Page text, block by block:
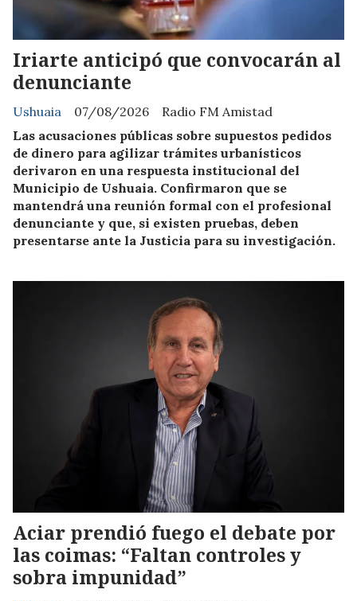
Iriarte anticipó que convocarán al
denunciante
Radio FM Amistad
Ushuaia
07/08/2026
Las acusaciones públicas sobre supuestos pedidos
de dinero para agilizar trámites urbanísticos
derivaron en una respuesta institucional del
Municipio de Ushuaia. Confirmaron que se
mantendrá una reunión formal con el profesional
denunciante y que, si existen pruebas, deben
presentarse ante la Justicia para su investigación.
Aciar prendió fuego el debate por
las coimas: “Faltan controles y
sobra impunidad”